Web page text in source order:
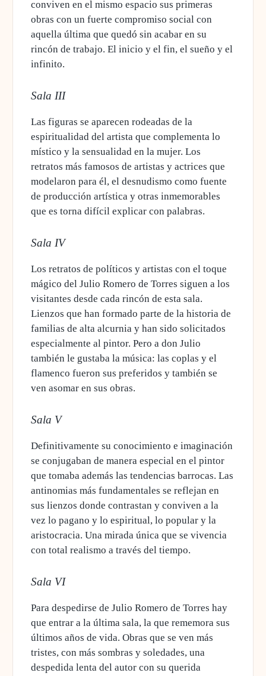
conviven en el mismo espacio sus primeras
obras con un fuerte compromiso social con
aquella última que quedó sin acabar en su
rincón de trabajo. El inicio y el fin, el sueño y el
infinito.
Sala III
Las figuras se aparecen rodeadas de la
espiritualidad del artista que complementa lo
místico y la sensualidad en la mujer. Los
retratos más famosos de artistas y actrices que
modelaron para él, el desnudismo como fuente
de producción artística y otras inmemorables
que es torna difícil explicar con palabras.
Sala IV
Los retratos de políticos y artistas con el toque
mágico del Julio Romero de Torres siguen a los
visitantes desde cada rincón de esta sala.
Lienzos que han formado parte de la historia de
familias de alta alcurnia y han sido solicitados
especialmente al pintor. Pero a don Julio
también le gustaba la música: las coplas y el
flamenco fueron sus preferidos y también se
ven asomar en sus obras.
Sala V
Definitivamente su conocimiento e imaginación
se conjugaban de manera especial en el pintor
que tomaba además las tendencias barrocas. Las
antinomias más fundamentales se reflejan en
sus lienzos donde contrastan y conviven a la
vez lo pagano y lo espiritual, lo popular y la
aristocracia. Una mirada única que se vivencia
con total realismo a través del tiempo.
Sala VI
Para despedirse de Julio Romero de Torres hay
que entrar a la última sala, la que rememora sus
últimos años de vida. Obras que se ven más
tristes, con más sombras y soledades, una
despedida lenta del autor con su querida